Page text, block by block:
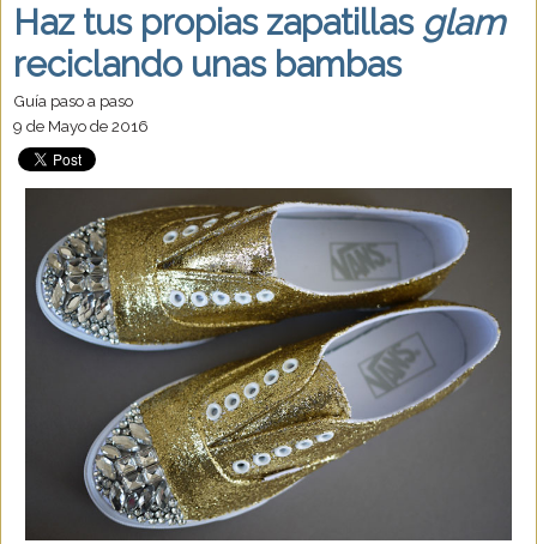
Haz tus propias zapatillas glam
reciclando unas bambas
Guía paso a paso
9 de Mayo de 2016